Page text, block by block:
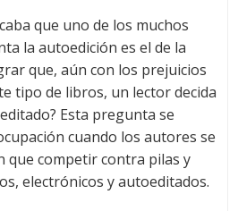
que uno de los muchos
la autoedición es el de la
que, aún con los prejuicios
tipo de libros, un lector decida
Esta pregunta se
cuando los autores se
que competir contra pilas y
electrónicos y autoeditados.